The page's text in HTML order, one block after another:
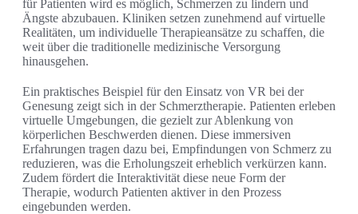
für Patienten wird es möglich, Schmerzen zu lindern und
Ängste abzubauen. Kliniken setzen zunehmend auf virtuelle
Realitäten, um individuelle Therapieansätze zu schaffen, die
weit über die traditionelle medizinische Versorgung
hinausgehen.
Ein praktisches Beispiel für den Einsatz von VR bei der
Genesung zeigt sich in der Schmerztherapie. Patienten erleben
virtuelle Umgebungen, die gezielt zur Ablenkung von
körperlichen Beschwerden dienen. Diese immersiven
Erfahrungen tragen dazu bei, Empfindungen von Schmerz zu
reduzieren, was die Erholungszeit erheblich verkürzen kann.
Zudem fördert die Interaktivität diese neue Form der
Therapie, wodurch Patienten aktiver in den Prozess
eingebunden werden.